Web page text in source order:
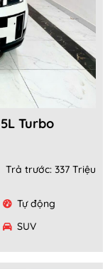
Turbo
Trả trước: 337 Triệu
Tự động
SUV